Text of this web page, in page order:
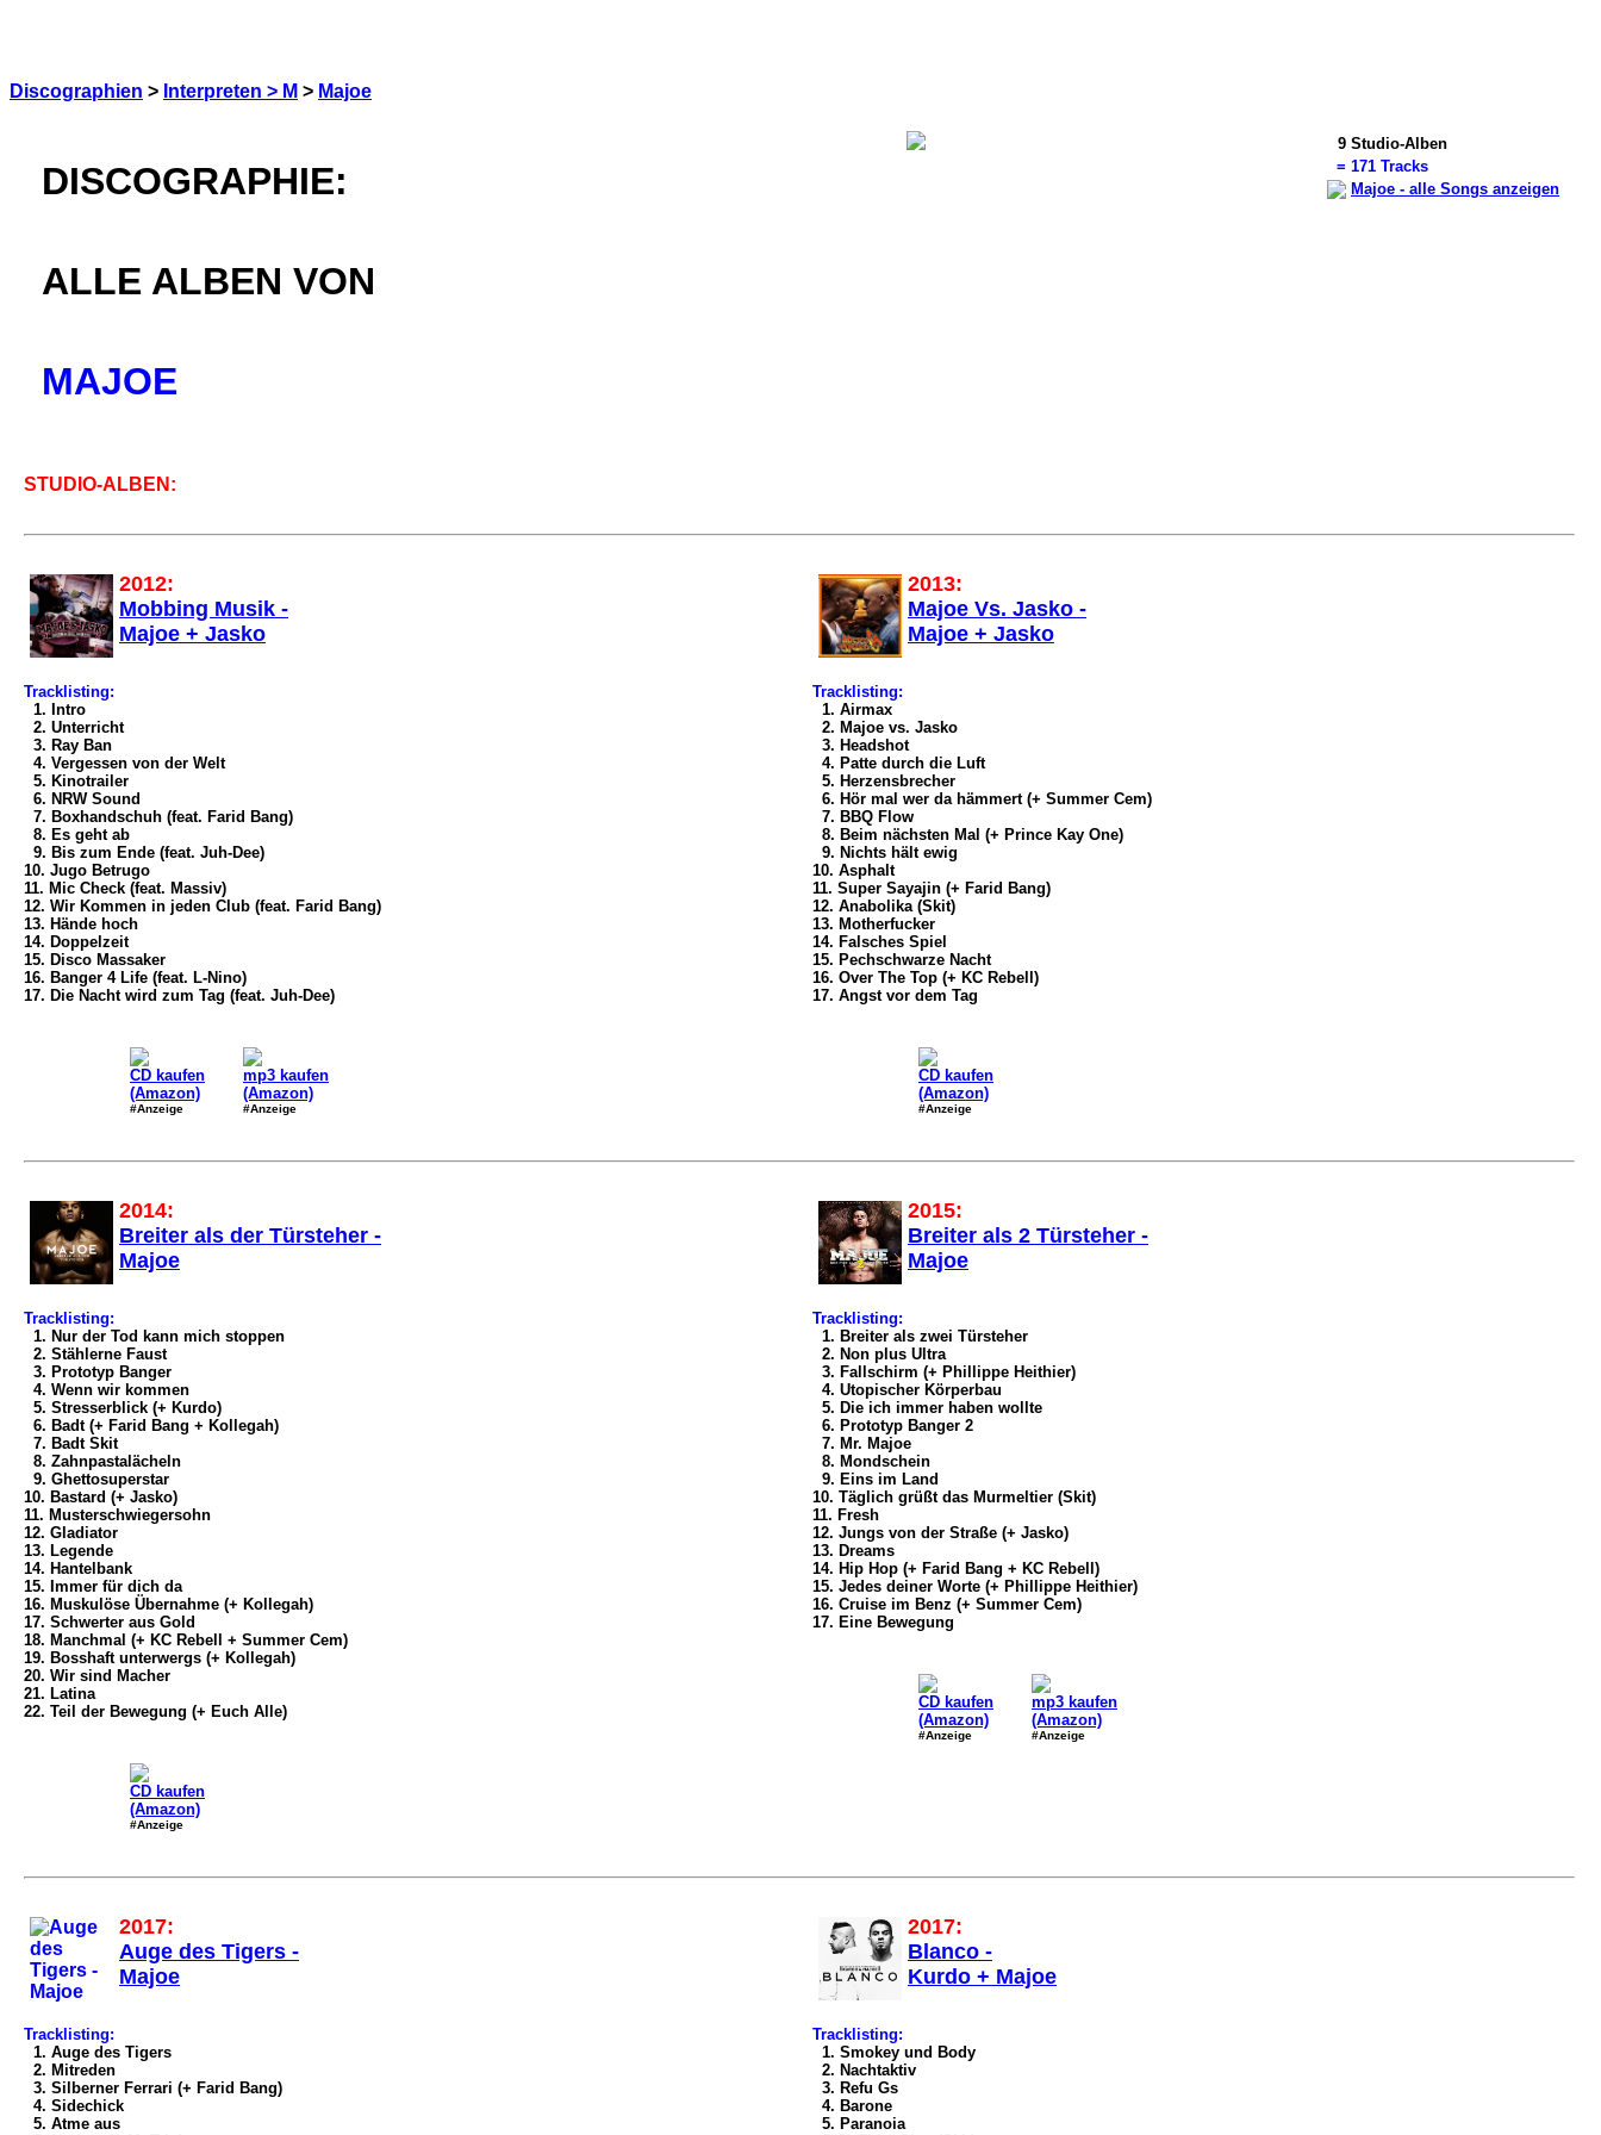
Discographien > Interpreten > M > Majoe
DISCOGRAPHIE:
ALLE ALBEN VON
MAJOE
9 Studio-Alben
= 171 Tracks
Majoe - alle Songs anzeigen
STUDIO-ALBEN:
2012:
Mobbing Musik -
Majoe + Jasko
Tracklisting:
1. Intro
2. Unterricht
3. Ray Ban
4. Vergessen von der Welt
5. Kinotrailer
6. NRW Sound
7. Boxhandschuh (feat. Farid Bang)
8. Es geht ab
9. Bis zum Ende (feat. Juh-Dee)
10. Jugo Betrugo
11. Mic Check (feat. Massiv)
12. Wir Kommen in jeden Club (feat. Farid Bang)
13. Hände hoch
14. Doppelzeit
15. Disco Massaker
16. Banger 4 Life (feat. L-Nino)
17. Die Nacht wird zum Tag (feat. Juh-Dee)
CD kaufen
(Amazon)
#Anzeige
mp3 kaufen
(Amazon)
#Anzeige
2013:
Majoe Vs. Jasko -
Majoe + Jasko
Tracklisting:
1. Airmax
2. Majoe vs. Jasko
3. Headshot
4. Patte durch die Luft
5. Herzensbrecher
6. Hör mal wer da hämmert (+ Summer Cem)
7. BBQ Flow
8. Beim nächsten Mal (+ Prince Kay One)
9. Nichts hält ewig
10. Asphalt
11. Super Sayajin (+ Farid Bang)
12. Anabolika (Skit)
13. Motherfucker
14. Falsches Spiel
15. Pechschwarze Nacht
16. Over The Top (+ KC Rebell)
17. Angst vor dem Tag
CD kaufen
(Amazon)
#Anzeige
2014:
Breiter als der Türsteher -
Majoe
Tracklisting:
1. Nur der Tod kann mich stoppen
2. Stählerne Faust
3. Prototyp Banger
4. Wenn wir kommen
5. Stresserblick (+ Kurdo)
6. Badt (+ Farid Bang + Kollegah)
7. Badt Skit
8. Zahnpastalächeln
9. Ghettosuperstar
10. Bastard (+ Jasko)
11. Musterschwiegersohn
12. Gladiator
13. Legende
14. Hantelbank
15. Immer für dich da
16. Muskulöse Übernahme (+ Kollegah)
17. Schwerter aus Gold
18. Manchmal (+ KC Rebell + Summer Cem)
19. Bosshaft unterwergs (+ Kollegah)
20. Wir sind Macher
21. Latina
22. Teil der Bewegung (+ Euch Alle)
CD kaufen
(Amazon)
#Anzeige
2015:
Breiter als 2 Türsteher -
Majoe
Tracklisting:
1. Breiter als zwei Türsteher
2. Non plus Ultra
3. Fallschirm (+ Phillippe Heithier)
4. Utopischer Körperbau
5. Die ich immer haben wollte
6. Prototyp Banger 2
7. Mr. Majoe
8. Mondschein
9. Eins im Land
10. Täglich grüßt das Murmeltier (Skit)
11. Fresh
12. Jungs von der Straße (+ Jasko)
13. Dreams
14. Hip Hop (+ Farid Bang + KC Rebell)
15. Jedes deiner Worte (+ Phillippe Heithier)
16. Cruise im Benz (+ Summer Cem)
17. Eine Bewegung
CD kaufen
(Amazon)
#Anzeige
mp3 kaufen
(Amazon)
#Anzeige
2017:
Auge des Tigers -
Majoe
Tracklisting:
1. Auge des Tigers
2. Mitreden
3. Silberner Ferrari (+ Farid Bang)
4. Sidechick
5. Atme aus
2017:
Blanco -
Kurdo + Majoe
Tracklisting:
1. Smokey und Body
2. Nachtaktiv
3. Refu Gs
4. Barone
5. Paranoia